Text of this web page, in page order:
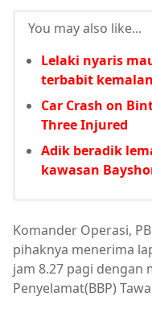
You may also like...
Lelaki nyaris
terbabit
Car Crash on
Three Injured
Adik beradik
kawasan
Komander Operasi,
pihaknya menerima
jam 8.27 pagi dengan
Penyelamat(BBP)